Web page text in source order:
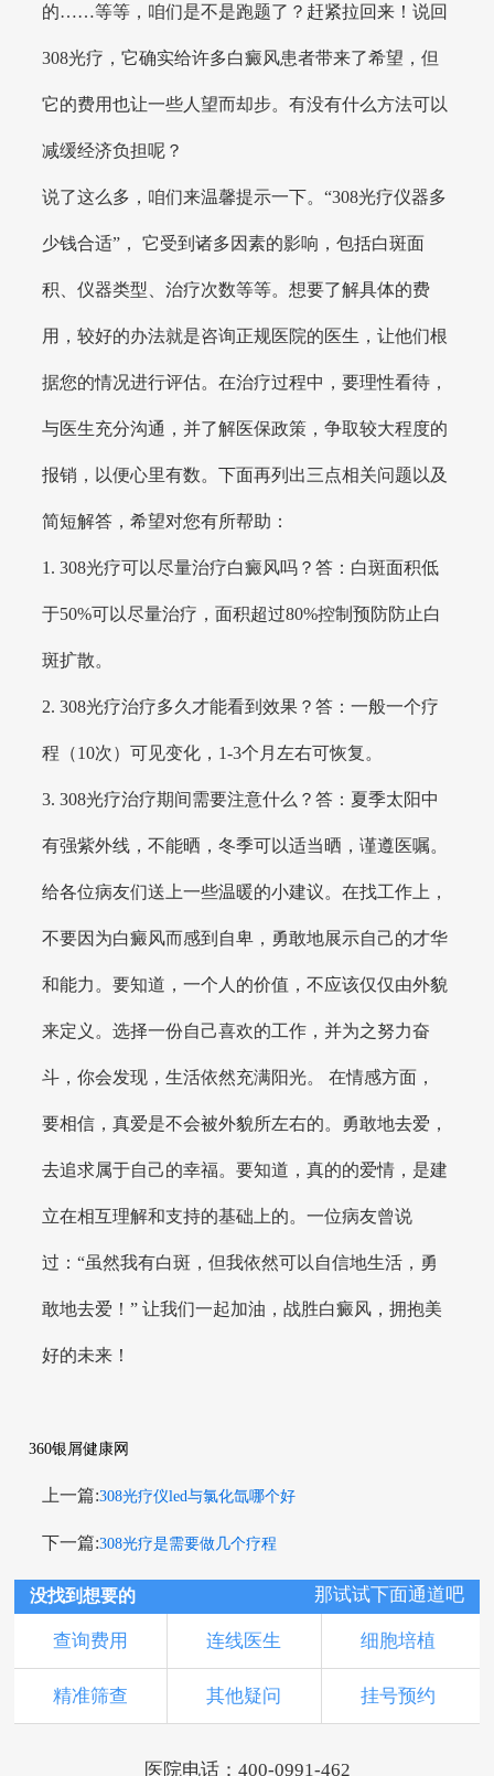
的……等等，咱们是不是跑题了？赶紧拉回来！说回
308光疗，它确实给许多白癜风患者带来了希望，但
它的费用也让一些人望而却步。有没有什么方法可以
减缓经济负担呢？
说了这么多，咱们来温馨提示一下。“308光疗仪器多
少钱合适”， 它受到诸多因素的影响，包括白斑面
积、仪器类型、治疗次数等等。想要了解具体的费
用，较好的办法就是咨询正规医院的医生，让他们根
据您的情况进行评估。在治疗过程中，要理性看待，
与医生充分沟通，并了解医保政策，争取较大程度的
报销，以便心里有数。下面再列出三点相关问题以及
简短解答，希望对您有所帮助：
1. 308光疗可以尽量治疗白癜风吗？答：白斑面积低
于50%可以尽量治疗，面积超过80%控制预防防止白
斑扩散。
2. 308光疗治疗多久才能看到效果？答：一般一个疗
程（10次）可见变化，1-3个月左右可恢复。
3. 308光疗治疗期间需要注意什么？答：夏季太阳中
有强紫外线，不能晒，冬季可以适当晒，谨遵医嘱。
给各位病友们送上一些温暖的小建议。在找工作上，
不要因为白癜风而感到自卑，勇敢地展示自己的才华
和能力。要知道，一个人的价值，不应该仅仅由外貌
来定义。选择一份自己喜欢的工作，并为之努力奋
斗，你会发现，生活依然充满阳光。 在情感方面，
要相信，真爱是不会被外貌所左右的。勇敢地去爱，
去追求属于自己的幸福。要知道，真的的爱情，是建
立在相互理解和支持的基础上的。一位病友曾说
过：“虽然我有白斑，但我依然可以自信地生活，勇
敢地去爱！” 让我们一起加油，战胜白癜风，拥抱美
好的未来！
360银屑健康网
上一篇:308光疗仪led与氯化氙哪个好
下一篇:308光疗是需要做几个疗程
没找到想要的 那试试下面通道吧
查询费用 连线医生 细胞培植
精准筛查 其他疑问 挂号预约
医院电话：400-0991-462